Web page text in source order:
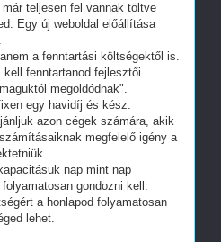
teljesen fel vannak töltve
Egy új weboldal előállítása
a fenntartási költségektől is.
fenntartanod fejlesztői
megoldódnak".
egy havidíj és kész.
azon cégek számára, akik
megfelelő igény a
nap mint nap
gondozni kell.
a honlapod folyamatosan
lehet.